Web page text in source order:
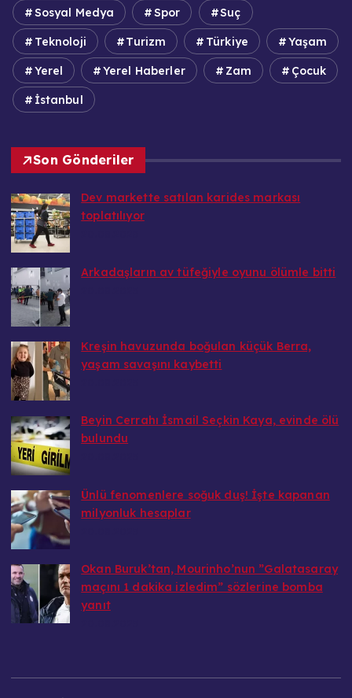
Sosyal Medya Spor Suç
Teknoloji Turizm Türkiye Yaşam
Yerel Yerel Haberler Zam Çocuk
İstanbul
Son Gönderiler
Dev markette satılan karides markası
toplatılıyor
Arkadaşların av tüfeğiyle oyunu ölümle bitti
Kreşin havuzunda boğulan küçük Berra,
yaşam savaşını kaybetti
Beyin Cerrahı İsmail Seçkin Kaya, evinde ölü
bulundu
Ünlü fenomenlere soğuk duş! İşte kapanan
milyonluk hesaplar
Okan Buruk’tan, Mourinho’nun ”Galatasaray
maçını 1 dakika izledim” sözlerine bomba
yanıt